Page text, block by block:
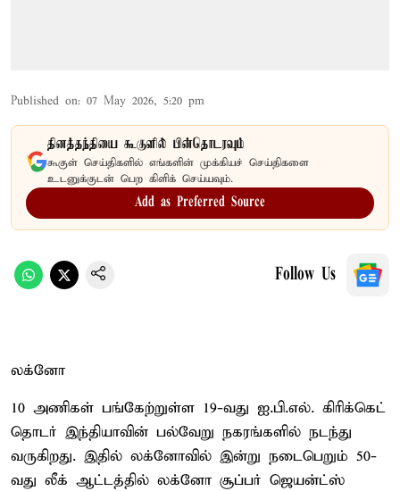
Published on: 07 May 2026, 5:20 pm
தினத்தந்தியை கூகுளில் பின்தொடரவும்
கூகுள் செய்திகளில் எங்களின் முக்கியச் செய்திகளை
உடனுக்குடன் பெற கிளிக் செய்யவும்.
Add as Preferred Source
Follow Us
லக்னோ
10 அணிகள் பங்கேற்றுள்ள 19-வது ஐ.பி.எல். கிரிக்கெட்
தொடர் இந்தியாவின் பல்வேறு நகரங்களில் நடந்து
வருகிறது. இதில் லக்னோவில் இன்று நடைபெறும் 50-
வது லீக் ஆட்டத்தில் லக்னோ சூப்பர் ஜெயன்ட்ஸ்